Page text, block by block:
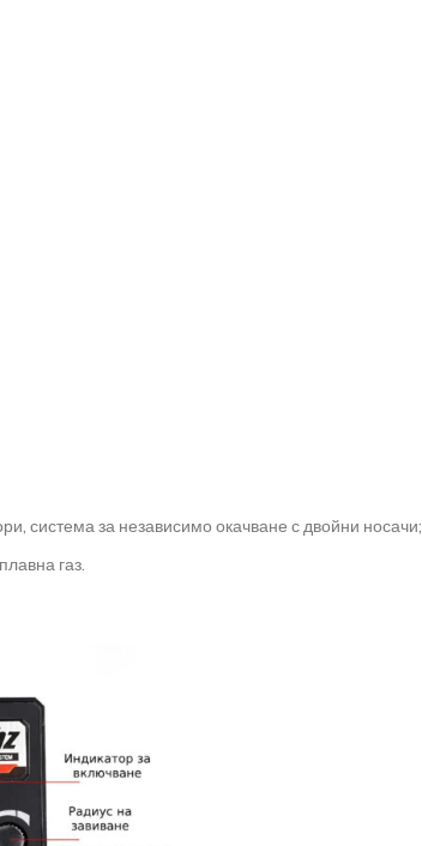
система за независимо окачване с двойни носачи;
газ.